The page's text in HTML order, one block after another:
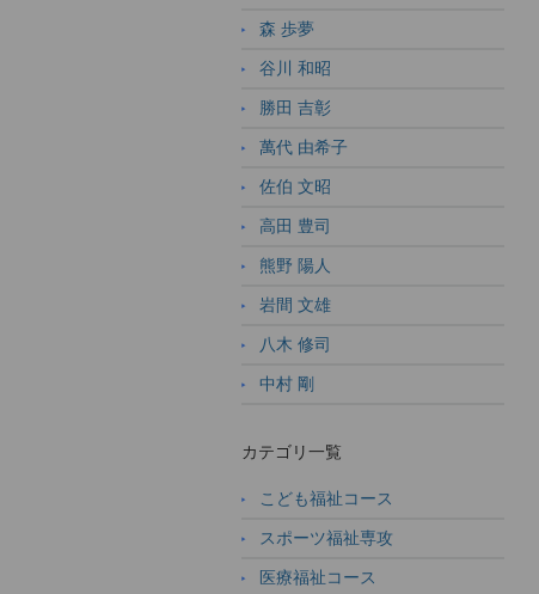
森 歩夢
谷川 和昭
勝田 吉彰
萬代 由希子
佐伯 文昭
高田 豊司
熊野 陽人
岩間 文雄
八木 修司
中村 剛
カテゴリ一覧
こども福祉コース
スポーツ福祉専攻
医療福祉コース